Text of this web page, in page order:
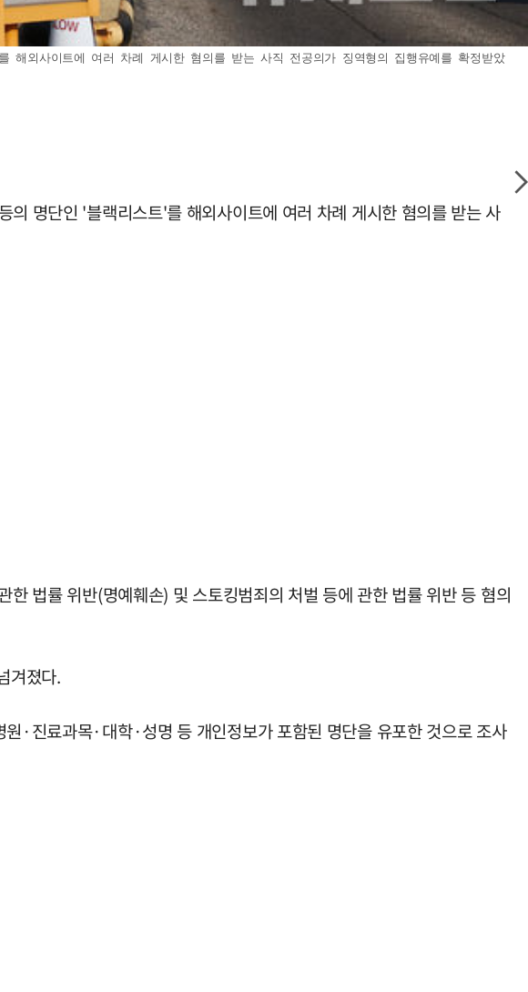
해외사이트에 여러 차례 게시한 혐의를 받는 사직 전공의가 징역형의 집행유예를 확정받았
명단인 '블랙리스트'를 해외사이트에 여러 차례 게시한 혐의를 받는 사
법률 위반(명예훼손) 및 스토킹범죄의 처벌 등에 관한 법률 위반 등 혐의
겨졌다.
·진료과목·대학·성명 등 개인정보가 포함된 명단을 유포한 것으로 조사